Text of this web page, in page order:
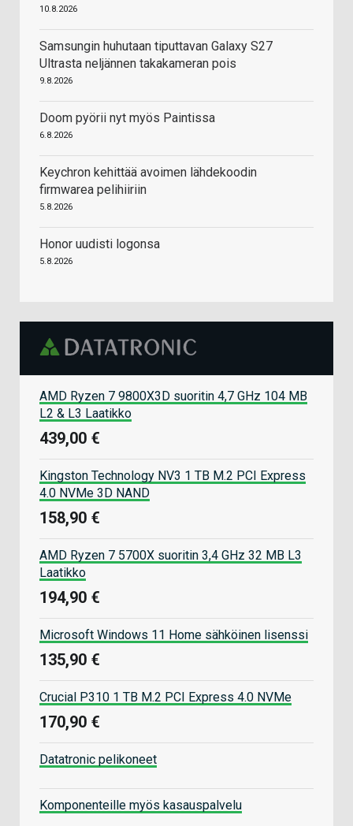
10.8.2026
Samsungin huhutaan tiputtavan Galaxy S27
Ultrasta neljännen takakameran pois
9.8.2026
Doom pyörii nyt myös Paintissa
6.8.2026
Keychron kehittää avoimen lähdekoodin
firmwarea pelihiiriin
5.8.2026
Honor uudisti logonsa
5.8.2026
AMD Ryzen 7 9800X3D suoritin 4,7 GHz 104 MB
L2 & L3 Laatikko
439,00 €
Kingston Technology NV3 1 TB M.2 PCI Express
4.0 NVMe 3D NAND
158,90 €
AMD Ryzen 7 5700X suoritin 3,4 GHz 32 MB L3
Laatikko
194,90 €
Microsoft Windows 11 Home sähköinen lisenssi
135,90 €
Crucial P310 1 TB M.2 PCI Express 4.0 NVMe
170,90 €
Datatronic pelikoneet
Komponenteille myös kasauspalvelu